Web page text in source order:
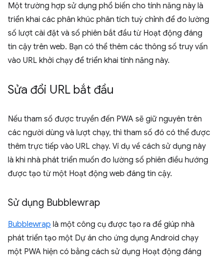
Một trường hợp sử dụng phổ biến cho tính năng này là
triển khai các phân khúc phân tích tuỳ chỉnh để đo lường
số lượt cài đặt và số phiên bắt đầu từ Hoạt động đáng
tin cậy trên web. Bạn có thể thêm các thông số truy vấn
vào URL khởi chạy để triển khai tính năng này.
Sửa đổi URL bắt đầu
Nếu tham số được truyền đến PWA sẽ giữ nguyên trên
các người dùng và lượt chạy, thì tham số đó có thể được
thêm trực tiếp vào URL chạy. Ví dụ về cách sử dụng này
là khi nhà phát triển muốn đo lường số phiên điều hướng
được tạo từ một Hoạt động web đáng tin cậy.
Sử dụng Bubblewrap
Bubblewrap là một công cụ được tạo ra để giúp nhà
phát triển tạo một Dự án cho ứng dụng Android chạy
một PWA hiện có bằng cách sử dụng Hoạt động đáng